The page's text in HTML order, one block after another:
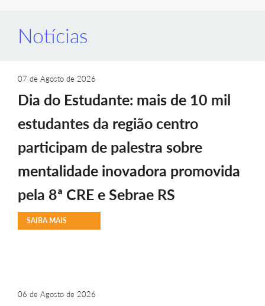
Notícias
07 de Agosto de 2026
Dia do Estudante: mais de 10 mil
estudantes da região centro
participam de palestra sobre
mentalidade inovadora promovida
pela 8ª CRE e Sebrae RS
SAIBA MAIS
06 de Agosto de 2026